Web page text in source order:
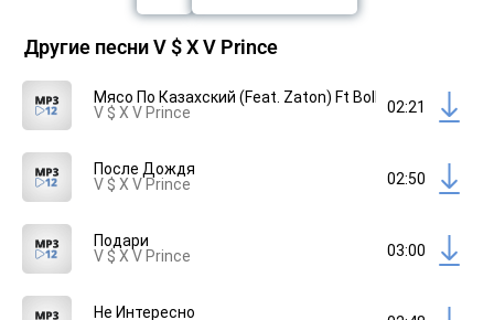
Другие песни V $ X V Prince
Мясо По Казахский (Feat. Zaton) Ft Bollo
V $ X V Prince
02:21
После Дождя
V $ X V Prince
02:50
Подари
V $ X V Prince
03:00
Не Интересно